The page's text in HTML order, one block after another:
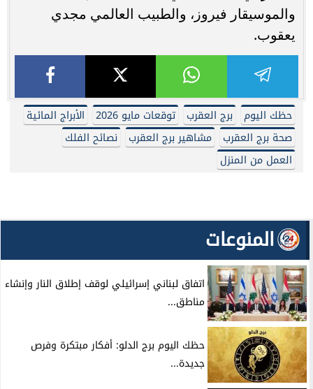
والموسيقار فيروز، والطبيب العالمي مجدي
يعقوب.
حظك اليوم برج العقرب توقعات مايو 2026
الأبراج المائية
صحة برج العقرب
مشاهير برج العقرب
نصائح الفلك
العمل من المنزل
المنوعات
اتفاق لبناني إسرائيلي لوقف إطلاق النار وإنشاء
مناطق...
حظك اليوم برج الدلو: أفكار مبتكرة وفرص
جديدة...